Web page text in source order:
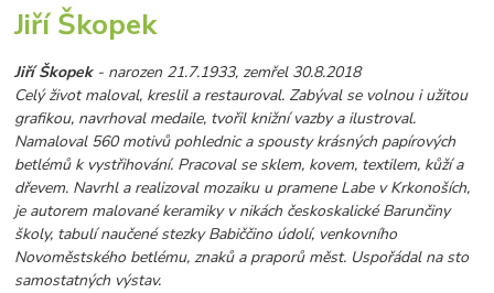
Jiří Škopek
Jiří Škopek- narozen 21.7.1933, zemřel 30.8.2018
Celý život maloval, kreslil a restauroval. Zabýval se volnou i užitou
grafikou, navrhoval medaile, tvořil knižní vazby a ilustroval.
Namaloval 560 motivů pohlednic a spousty krásných papírových
betlémů k vystřihování. Pracoval se sklem, kovem, textilem, kůží a
dřevem. Navrhl a realizoval mozaiku u pramene Labe v Krkonoších,
je autorem malované keramiky v nikách českoskalické Barunčiny
školy, tabulí naučené stezky Babiččino údolí, venkovního
Novoměstského betlému, znaků a praporů měst. Uspořádal na sto
samostatných výstav.